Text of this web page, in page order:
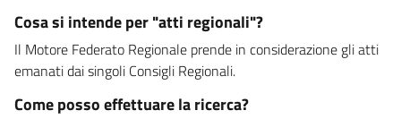
Cosa si intende per "atti regionali"?
Il Motore Federato Regionale prende in considerazione gli atti
emanati dai singoli Consigli Regionali.
Come posso effettuare la ricerca?